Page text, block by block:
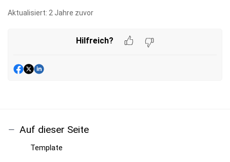
Aktualisiert: 2 Jahre zuvor
Hilfreich?
Auf dieser Seite
Template